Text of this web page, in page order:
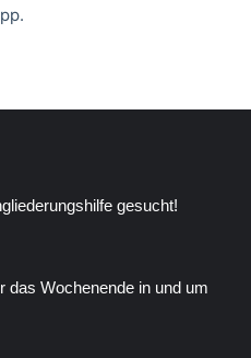
gesucht!
das Wochenende in und um